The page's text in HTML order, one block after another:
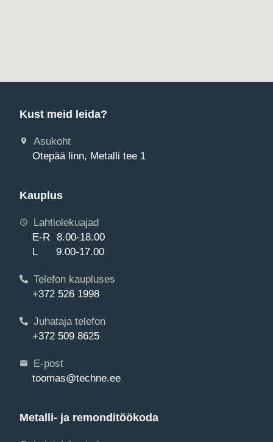
Kust meid leida?
Asukoht
Otepää linn, Metalli tee 1
Kauplus
Lahtiolekuajad
E-R 8.00-18.00
L 9.00-17.00
Telefon kaupluses
+372 526 1998
Juhataja telefon
+372 509 8625
E-post
toomas@techne.ee
Metalli- ja remonditöökoda